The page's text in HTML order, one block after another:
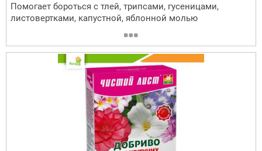
Помогает бороться с тлей, трипсами, гусеницами,
листовертками, капустной, яблонной молью